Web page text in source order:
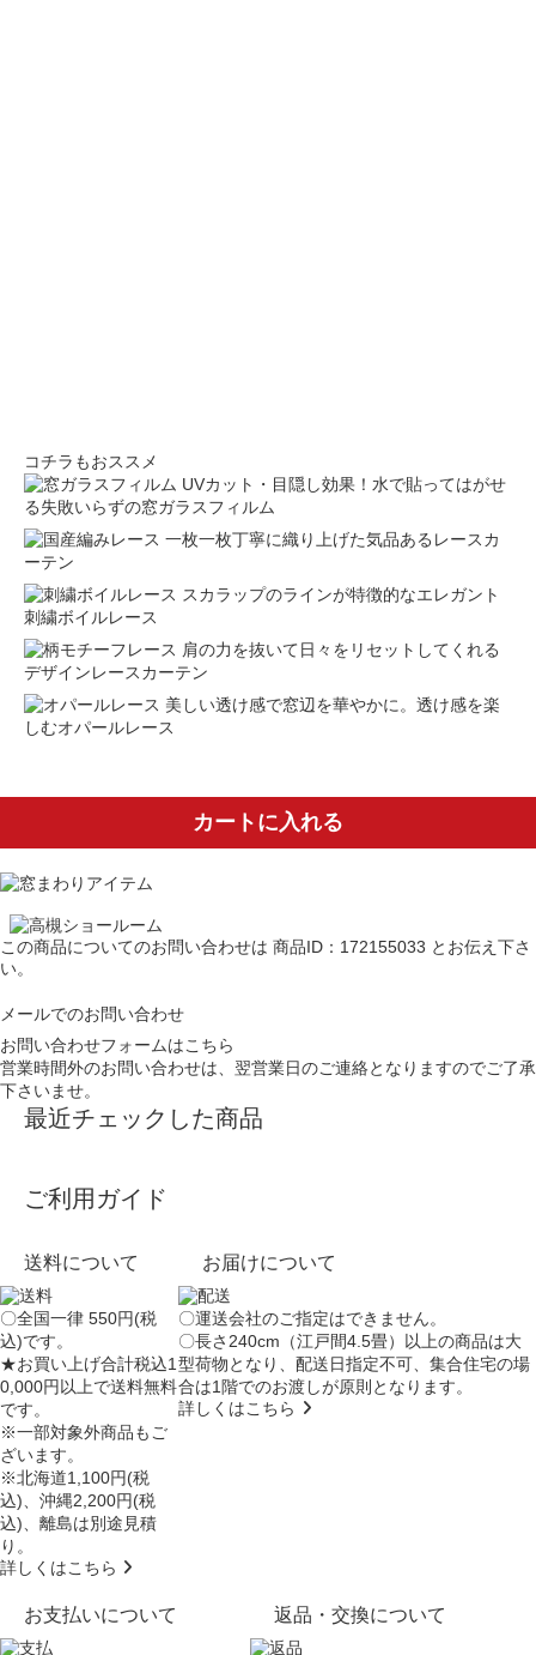
コチラもおススメ
UVカット・目隠し効果！水で貼ってはがせ
る失敗いらずの窓ガラスフィルム
一枚一枚丁寧に織り上げた気品あるレースカ
ーテン
スカラップのラインが特徴的なエレガント
刺繍ボイルレース
肩の力を抜いて日々をリセットしてくれる
デザインレースカーテン
美しい透け感で窓辺を華やかに。透け感を楽
しむオパールレース
カートに入れる
この商品についてのお問い合わせは 商品ID：172155033 とお伝え下さ
い。
メールでのお問い合わせ
お問い合わせフォームはこちら
営業時間外のお問い合わせは、翌営業日のご連絡となりますのでご了承
下さいませ。
最近チェックした商品
ご利用ガイド
送料について
〇全国一律 550円(税
込)です。
★お買い上げ合計税込1
0,000円以上で送料無料
です。
※一部対象外商品もご
ざいます。
※北海道1,100円(税
込)、沖縄2,200円(税
込)、離島は別途見積
り。
詳しくはこちら
お届けについて
〇運送会社のご指定はできません。
〇長さ240cm（江戸間4.5畳）以上の商品は大
型荷物となり、配送日指定不可 、集合住宅の場
合は1階でのお渡しが原則となります。
詳しくはこちら
お支払いについて 返品・交換について